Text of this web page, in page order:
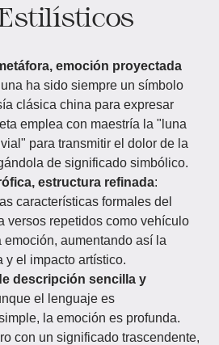
emoción proyectada
ha sido siempre un símbolo
clásica china para expresar
emplea con maestría la "luna
para transmitir el dolor de la
de significado simbólico.
estructura refinada:
características formales del
versos repetidos como vehículo
emoción, aumentando así la
y el impacto artístico.
descripción sencilla y
el lenguaje es
la emoción es profunda.
con un significado trascendente,